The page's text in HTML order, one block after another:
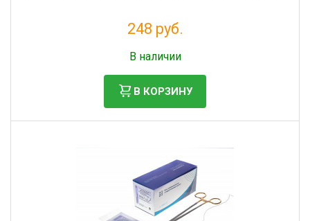
248 руб.
В наличии
В КОРЗИНУ